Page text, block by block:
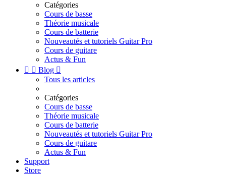
Catégories
Cours de basse
Théorie musicale
Cours de batterie
Nouveautés et tutoriels Guitar Pro
Cours de guitare
Actus & Fun
  Blog 
Tous les articles
Catégories
Cours de basse
Théorie musicale
Cours de batterie
Nouveautés et tutoriels Guitar Pro
Cours de guitare
Actus & Fun
Support
Store